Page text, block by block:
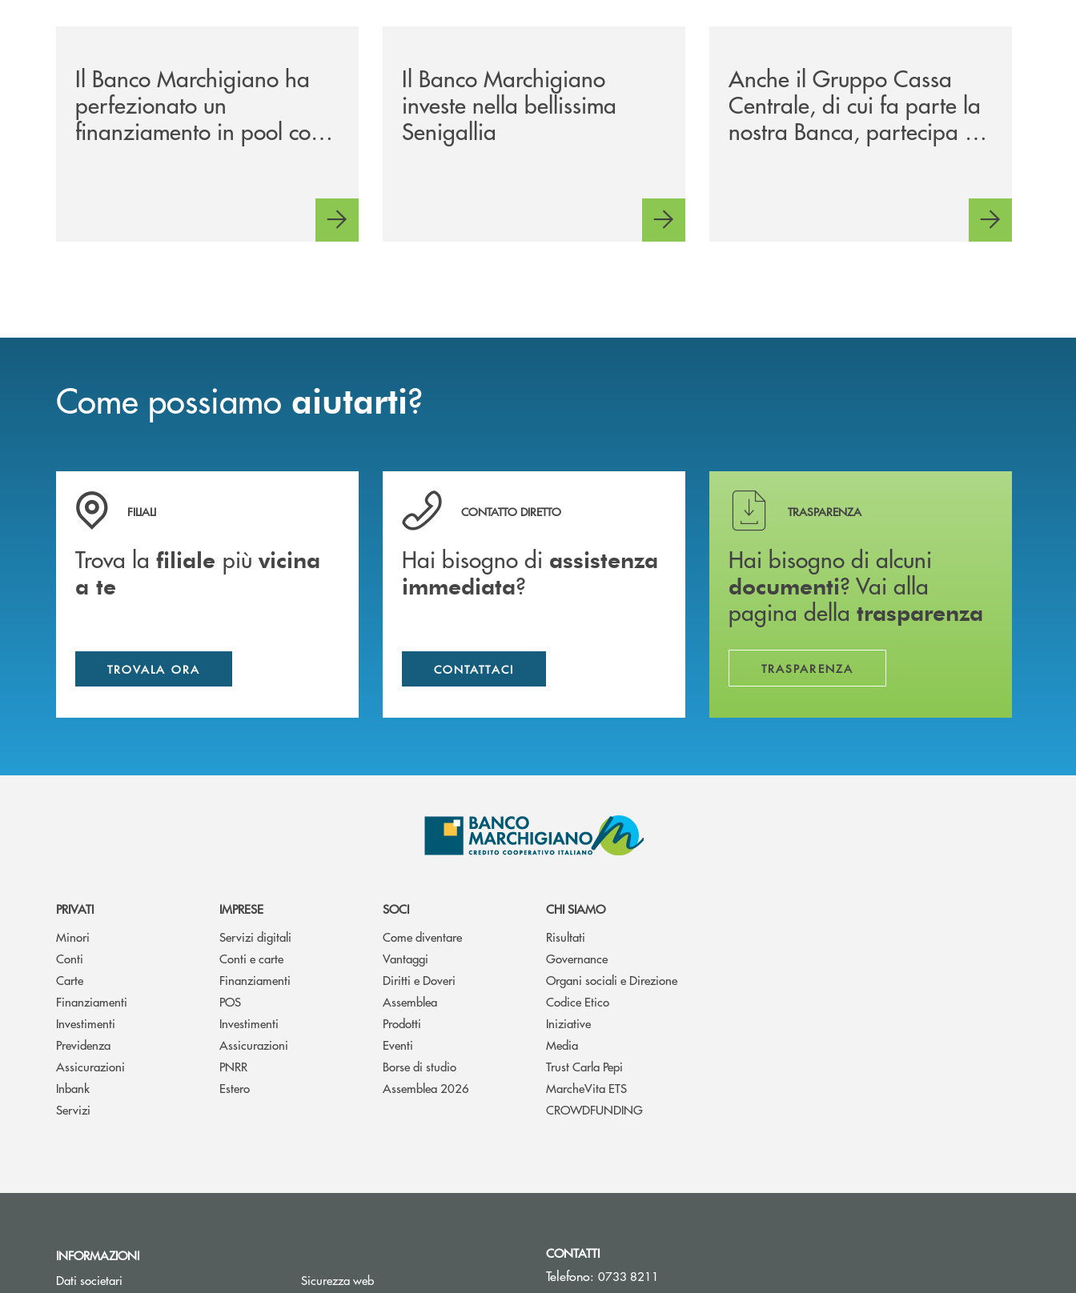
Il Banco Marchigiano ha
perfezionato un
finanziamento in pool con Il
Gruppo Cassa Centrale in
Il Banco Marchigiano
investe nella bellissima
Senigallia
Anche il Gruppo Cassa
Centrale, di cui fa parte la
nostra Banca, partecipa a
EUR.BANK, il progetto di
Come possiamo aiutarti?
Trova la filiale più vicina a te
FILIALI
Trova la filiale più vicina
a te
TROVALA ORA
Hai bisogno di assistenza immediata ?
CONTATTO DIRETTO
Hai bisogno di assistenza
immediata?
CONTATTACI
Hai bisogno di alcuni documenti ? Vai alla pagina della
TRASPARENZA
Hai bisogno di alcuni
documenti? Vai alla
pagina della trasparenza
TRASPARENZA
PRIVATI
Minori
Conti
Carte
Finanziamenti
Investimenti
Previdenza
Assicurazioni
Inbank
Servizi
IMPRESE
Servizi digitali
Conti e carte
Finanziamenti
POS
Investimenti
Assicurazioni
PNRR
Estero
SOCI
Come diventare
Vantaggi
Diritti e Doveri
Assemblea
Prodotti
Eventi
Borse di studio
Assemblea 2026
CHI SIAMO
Risultati
Governance
Organi sociali e Direzione
Codice Etico
Iniziative
Media
Trust Carla Pepi
MarcheVita ETS
CROWDFUNDING
INFORMAZIONI
Dati societari
Sicurezza web
CONTATTI
Telefono: 0733 8211